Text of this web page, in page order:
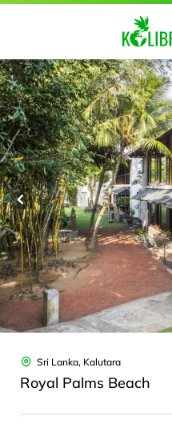
Sri Lanka, Kalutara
Royal Palms Beach